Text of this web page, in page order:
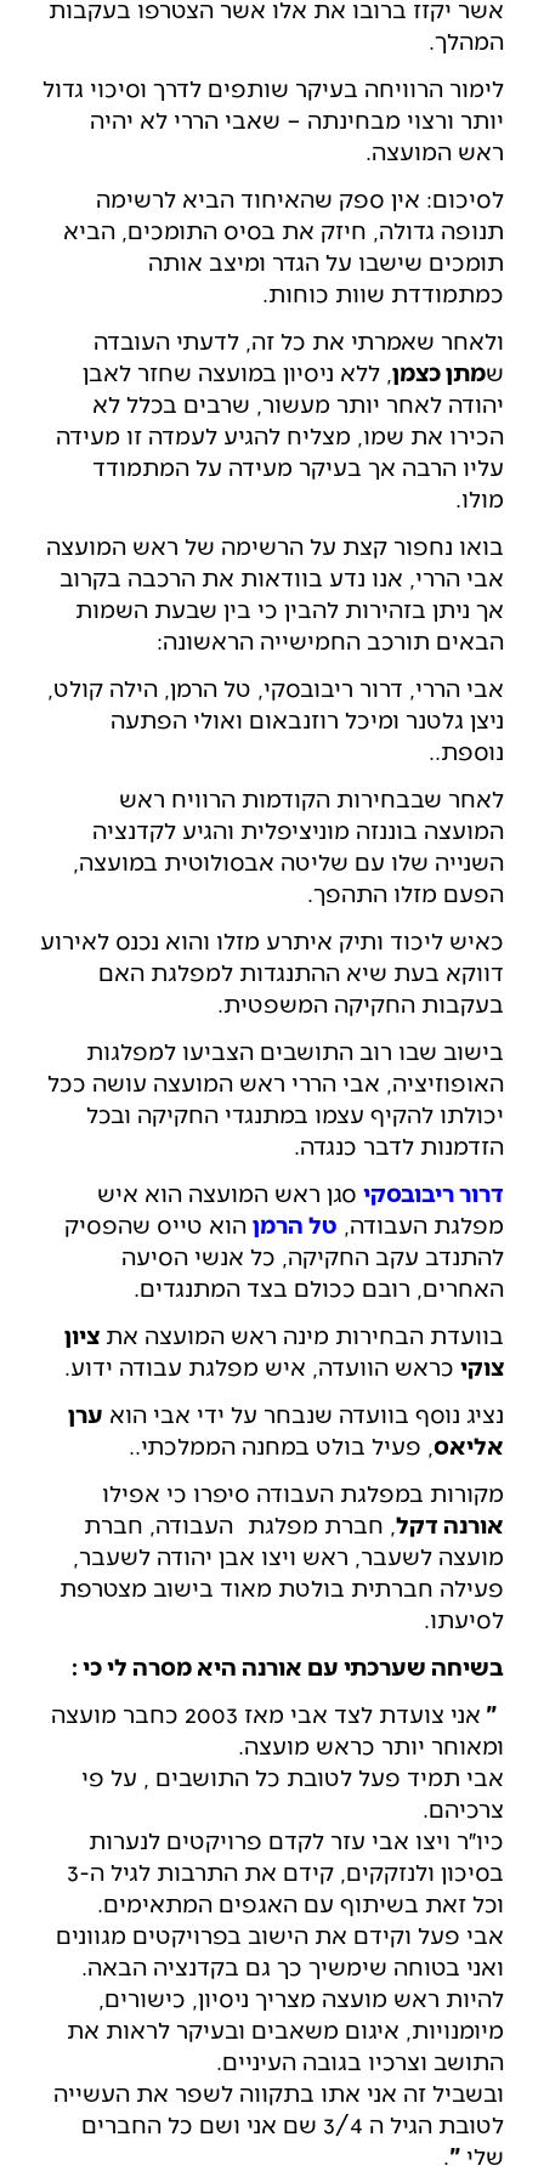
אשר יקזז ברובו את אלו אשר הצטרפו בעקבות
המהלך.
לימור הרוויחה בעיקר שותפים לדרך וסיכוי גדול
יותר ורצוי מבחינתה – שאבי הררי לא יהיה
ראש המועצה.
לסיכום: אין ספק שהאיחוד הביא לרשימה
תנופה גדולה, חיזק את בסיס התומכים, הביא
תומכים שישבו על הגדר ומיצב אותה
כמתמודדת שוות כוחות.
ולאחר שאמרתי את כל זה, לדעתי העובדה
שמתן כצמן , ללא ניסיון במועצה שחזר לאבן
יהודה לאחר יותר מעשור, שרבים בכלל לא
הכירו את שמו, מצליח להגיע לעמדה זו מעידה
עליו הרבה אך בעיקר מעידה על המתמודד
מולו.
בואו נחפור קצת על הרשימה של ראש המועצה
אבי הררי, אנו נדע בוודאות את הרכבה בקרוב
אך ניתן בזהירות להבין כי בין שבעת השמות
הבאים תורכב החמישייה הראשונה:
אבי הררי, דרור ריבובסקי, טל הרמן, הילה קולט,
ניצן גלטנר ומיכל רוזנבאום ואולי הפתעה
נוספת..
לאחר שבבחירות הקודמות הרוויח ראש
המועצה בוננזה מוניציפלית והגיע לקדנציה
השנייה שלו עם שליטה אבסולוטית במועצה,
הפעם מזלו התהפך.
כאיש ליכוד ותיק איתרע מזלו והוא נכנס לאירוע
דווקא בעת שיא ההתנגדות למפלגת האם
בעקבות החקיקה המשפטית.
בישוב שבו רוב התושבים הצביעו למפלגות
האופוזיציה, אבי הררי ראש המועצה עושה ככל
יכולתו להקיף עצמו במתנגדי החקיקה ובכל
הזדמנות לדבר כנגדה.
דרור ריבובסקי סגן ראש המועצה הוא איש
מפלגת העבודה, טל הרמן הוא טייס שהפסיק
להתנדב עקב החקיקה, כל אנשי הסיעה
האחרים, רובם ככולם בצד המתנגדים.
בוועדת הבחירות מינה ראש המועצה את ציון
צוקי כראש הוועדה, איש מפלגת עבודה ידוע.
נציג נוסף בוועדה שנבחר על ידי אבי הוא ערן
אליאס , פעיל בולט במחנה הממלכתי..
מקורות במפלגת העבודה סיפרו כי אפילו
אורנה דקל , חברת מפלגת העבודה, חברת
מועצה לשעבר, ראש ויצו אבן יהודה לשעבר,
פעילה חברתית בולטת מאוד בישוב מצטרפת
לסיעתו.
בשיחה שערכתי עם אורנה היא מסרה לי כי :
"
אני צועדת לצד אבי מאז 2003 כחבר מועצה
ומאוחר יותר כראש מועצה.
אבי תמיד פעל לטובת כל התושבים , על פי
צרכיהם.
כיו״ר ויצו אבי עזר לקדם פרויקטים לנערות
בסיכון ולנזקקים, קידם את התרבות לגיל ה-3
וכל זאת בשיתוף עם האגפים המתאימים.
אבי פעל וקידם את הישוב בפרויקטים מגוונים
ואני בטוחה שימשיך כך גם בקדנציה הבאה.
להיות ראש מועצה מצריך ניסיון, כישורים,
מיומנויות, איגום משאבים ובעיקר לראות את
התושב וצרכיו בגובה העיניים.
ובשביל זה אני אתו בתקווה לשפר את העשייה
לטובת הגיל ה 3/4 שם אני ושם כל החברים
שלי "
.